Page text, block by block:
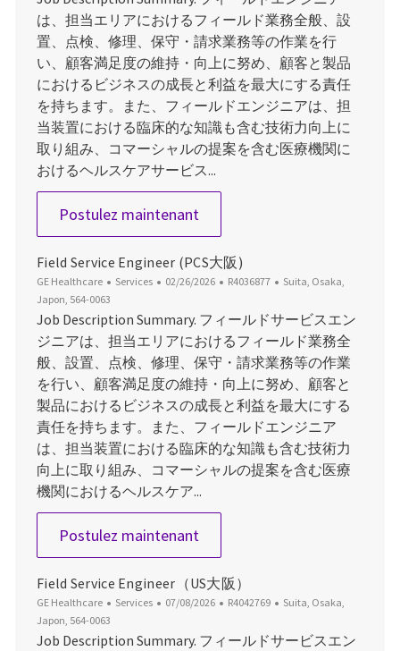
は、担当エリアにおけるフィールド業務全般、設
置、点検、修理、保守・請求業務等の作業を行
い、顧客満足度の維持・向上に努め、顧客と製品
におけるビジネスの成長と利益を最大にする責任
を持ちます。また、フィールドエンジニアは、担
当装置における臨床的な知識も含む技術力向上に
取り組み、コマーシャルの提案を含む医療機関に
おけるヘルスケアサービス...
Postulez maintenantField Service Engineer（大阪
Field Service Engineer (PCS大阪)
GE Healthcare Catégorie
Services Date d’affichage
02/26/2026 ID du poste
R4036877 Emplacement
Suita, Osaka,
Japon, 564-0063
Job Description Summary. フィールドサービスエン
ジニアは、担当エリアにおけるフィールド業務全
般、設置、点検、修理、保守・請求業務等の作業
を行い、顧客満足度の維持・向上に努め、顧客と
製品におけるビジネスの成長と利益を最大にする
責任を持ちます。また、フィールドエンジニア
は、担当装置における臨床的な知識も含む技術力
向上に取り組み、コマーシャルの提案を含む医療
機関におけるヘルスケア...
Postulez maintenantField Service Engineer (PCS
Field Service Engineer（US大阪）
GE Healthcare Catégorie
Services Date d’affichage
07/08/2026 ID du poste
R4042769 Emplacement
Suita, Osaka,
Japon, 564-0063
Job Description Summary. フィールドサービスエン